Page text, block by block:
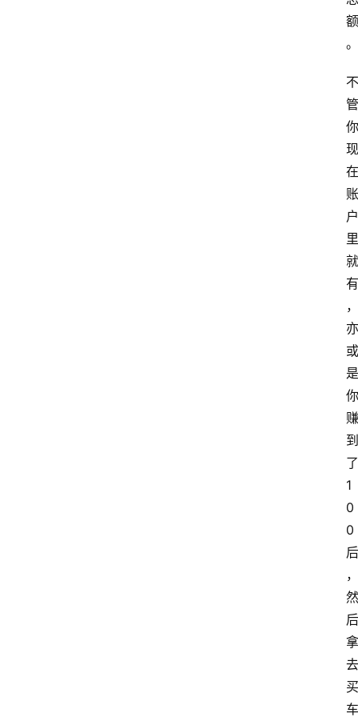
额
。
不
管
你
现
在
账
户
里
就
有
，
亦
或
是
你
赚
到
了
1
0
0
后
，
然
后
拿
去
买
车